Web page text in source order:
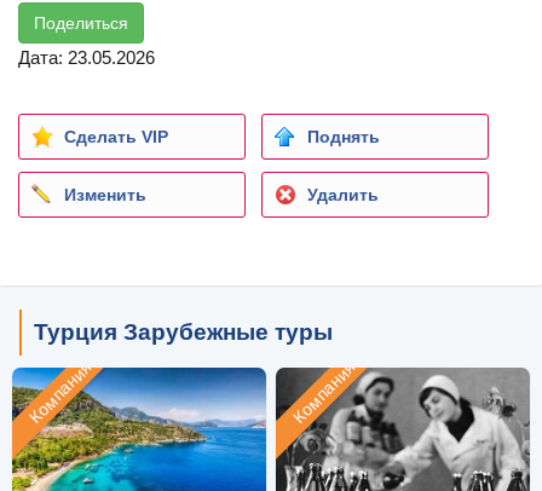
Поделиться
Дата: 23.05.2026
Сделать VIP Поднять
Изменить Удалить
Турция Зарубежные туры
Компания Компания